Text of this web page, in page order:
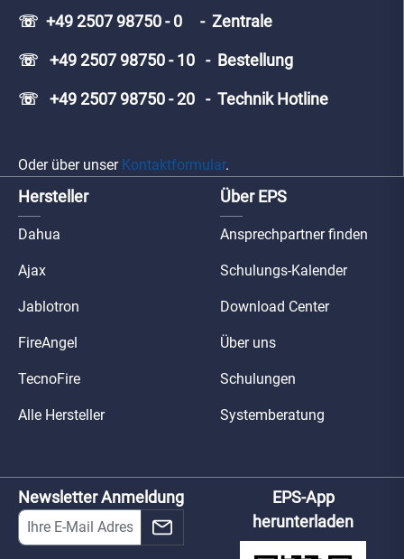
☏ +49 2507 98750 - 0 - Zentrale
☏ +49 2507 98750 - 10 - Bestellung
☏ +49 2507 98750 - 20 - Technik Hotline
Oder über unser Kontaktformular.
Hersteller
Dahua
Ajax
Jablotron
FireAngel
TecnoFire
Alle Hersteller
Über EPS
Ansprechpartner finden
Schulungs-Kalender
Download Center
Über uns
Schulungen
Systemberatung
Newsletter Anmeldung
EPS-App
herunterladen